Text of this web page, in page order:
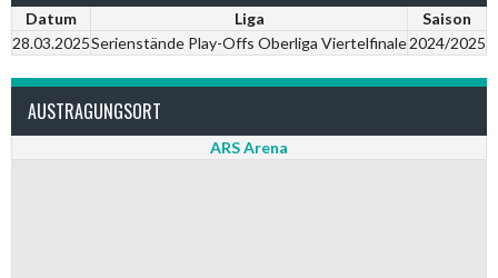
Datum Liga
Saison
28.03.2025Serienstände Play-Offs Oberliga Viertelfinale2024/2025
AUSTRAGUNGSORT
ARS Arena